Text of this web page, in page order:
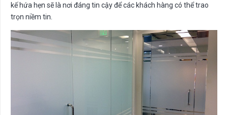
kế hứa hẹn sẽ là nơi đáng tin cậy để các khách hàng có thể trao
trọn niềm tin.